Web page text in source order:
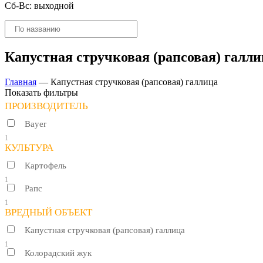
Сб-Вс: выходной
Поиск
товаров
Капустная стручковая (рапсовая)
Главная — Капустная стручковая (рапсовая) галлица
Показать фильтры
ПРОИЗВОДИТЕЛЬ
Bayer
1
КУЛЬТУРА
Картофель
1
Рапс
1
ВРЕДНЫЙ ОБЪЕКТ
Капустная стручковая (рапсовая) галлица
1
Колорадский жук